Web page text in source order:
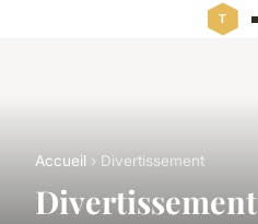
Accueil › Divertissement
Divertissement